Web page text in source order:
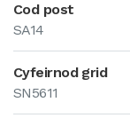
Cod post
SA14
Cyfeirnod grid
SN5611